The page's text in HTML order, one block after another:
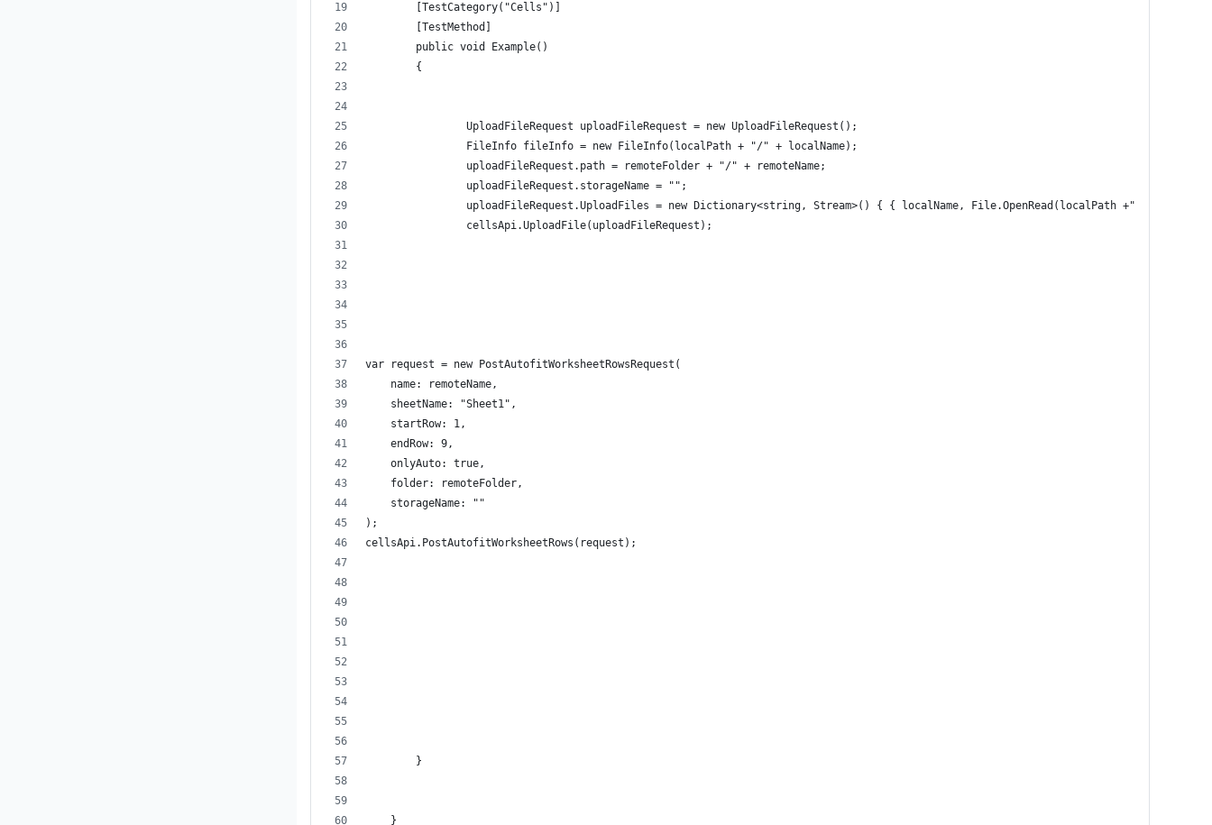
        [TestCategory("Cells")]
        [TestMethod]
        public void Example()
        {
                UploadFileRequest uploadFileRequest = new UploadFileRequest();
                FileInfo fileInfo = new FileInfo(localPath + "/" + localName);
                uploadFileRequest.path = remoteFolder + "/" + remoteName;
                uploadFileRequest.storageName = "";
uploadFileRequest.UploadFiles = new Dictionary<string, Stream>() { { localName, File.OpenRead(localPath +"/"+
                cellsApi.UploadFile(uploadFileRequest);
var request = new PostAutofitWorksheetRowsRequest(
    name: remoteName,
    sheetName: "Sheet1",
    startRow: 1,
    endRow: 9,
    onlyAuto: true,
    folder: remoteFolder,
    storageName: ""
);
cellsApi.PostAutofitWorksheetRows(request);
        }
    }